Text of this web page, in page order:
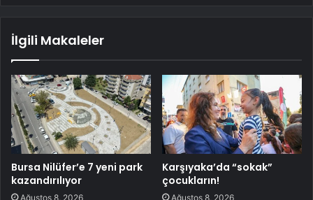
İlgili Makaleler
Bursa Nilüfer’e 7 yeni park
kazandırılıyor
Ağustos 8, 2026
Karşıyaka’da “sokak”
çocukların!
Ağustos 8, 2026